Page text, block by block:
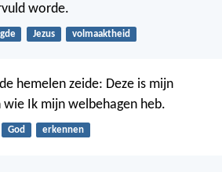
worde.
Jezus volmaaktheid
hemelen zeide: Deze is mijn
Ik mijn welbehagen heb.
God erkennen